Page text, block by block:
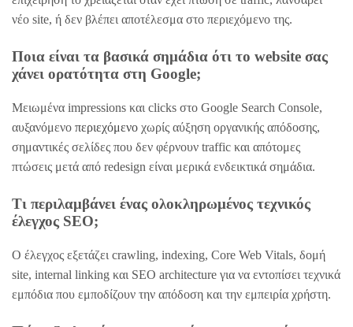
νέο site, ή δεν βλέπει αποτέλεσμα στο περιεχόμενο της.
Ποια είναι τα βασικά σημάδια ότι το website σας
χάνει ορατότητα στη Google;
Μειωμένα impressions και clicks στο Google Search Console,
αυξανόμενο περιεχόμενο χωρίς αύξηση οργανικής απόδοσης,
σημαντικές σελίδες που δεν φέρνουν traffic και απότομες
πτώσεις μετά από redesign είναι μερικά ενδεικτικά σημάδια.
Τι περιλαμβάνει ένας ολοκληρωμένος τεχνικός
έλεγχος SEO;
Ο έλεγχος εξετάζει crawling, indexing, Core Web Vitals, δομή
site, internal linking και SEO architecture για να εντοπίσει τεχνικά
εμπόδια που εμποδίζουν την απόδοση και την εμπειρία χρήστη.